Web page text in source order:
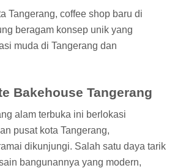
Tangerang, coffee shop baru di
beragam konsep unik yang
muda di Tangerang dan
Bakehouse Tangerang
alam terbuka ini berlokasi
pusat kota Tangerang,
dikunjungi. Salah satu daya tarik
bangunannya yang modern,